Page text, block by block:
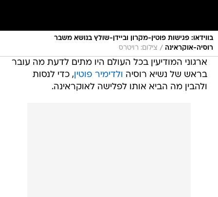
בווידאו: פגישות פוטין-מקרון וביידן-שולץ בנושא משבר
רוסיה-אוקראינה / צילום: רויטרס
ארגוני המודיעין בכל העולם היו מתים לדעת מה עובר
בראש של נשיא רוסיה ולדימיר פוטין, כדי לנסות
ולהבין מה הביא אותו לפלישה לאוקראינה.